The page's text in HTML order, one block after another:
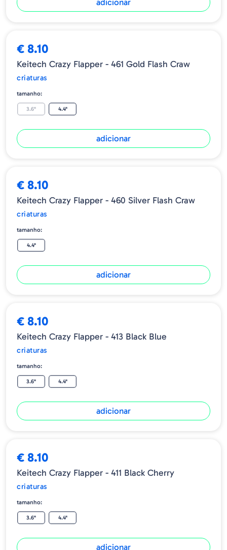
adicionar
€ 8.10
Keitech Crazy Flapper - 461 Gold Flash Craw
criaturas
tamanho:
3.6" 4.4"
adicionar
€ 8.10
Keitech Crazy Flapper - 460 Silver Flash Craw
criaturas
tamanho:
4.4"
adicionar
€ 8.10
Keitech Crazy Flapper - 413 Black Blue
criaturas
tamanho:
3.6" 4.4"
adicionar
€ 8.10
Keitech Crazy Flapper - 411 Black Cherry
criaturas
tamanho:
3.6" 4.4"
adicionar